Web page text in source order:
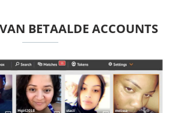
BETAALDE ACCOUNTS